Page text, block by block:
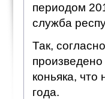
периодом
служба
Так,
коньяка,
года.